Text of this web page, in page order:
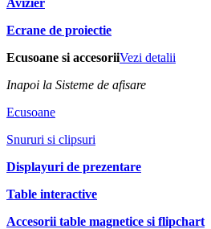
Avizier
Ecrane de proiectie
Ecusoane si accesoriiVezi detalii
Inapoi la Sisteme de afisare
Ecusoane
Snururi si clipsuri
Displayuri de prezentare
Table interactive
Accesorii table magnetice si flipchart